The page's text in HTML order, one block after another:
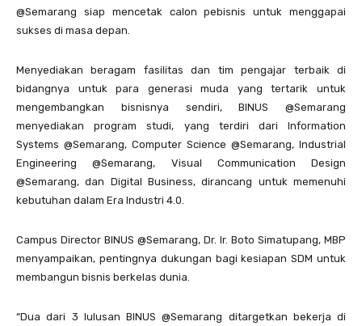
@Semarang siap mencetak calon pebisnis untuk menggapai
sukses di masa depan.
Menyediakan beragam fasilitas dan tim pengajar terbaik di
bidangnya untuk para generasi muda yang tertarik untuk
mengembangkan bisnisnya sendiri, BINUS @Semarang
menyediakan program studi, yang terdiri dari Information
Systems @Semarang, Computer Science @Semarang, Industrial
Engineering @Semarang, Visual Communication Design
@Semarang, dan Digital Business, dirancang untuk memenuhi
kebutuhan dalam Era Industri 4.0.
Campus Director BINUS @Semarang, Dr. Ir. Boto Simatupang, MBP
menyampaikan, pentingnya dukungan bagi kesiapan SDM untuk
membangun bisnis berkelas dunia.
“Dua dari 3 lulusan BINUS @Semarang ditargetkan bekerja di